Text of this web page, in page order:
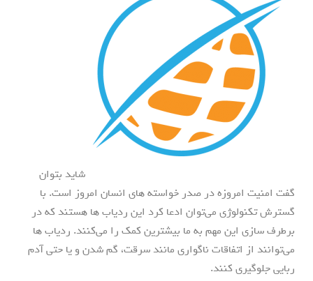
شاید بتوان
گفت امنیت امروزه در صدر خواسته های انسان امروز است. با
گسترش تکنولوژی می‌توان ادعا کرد این ردیاب ها هستند که در
برطرف سازی این مهم به ما بیشترین کمک را می‌کنند. ردیاب ها
می‌توانند از اتفاقات ناگواری مانند سرقت، گم شدن و یا حتی آدم
ربایی جلوگیری کنند.